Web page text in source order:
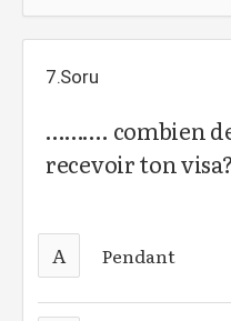
7.Soru
………. combien
recevoir ton visa?
A Pendant